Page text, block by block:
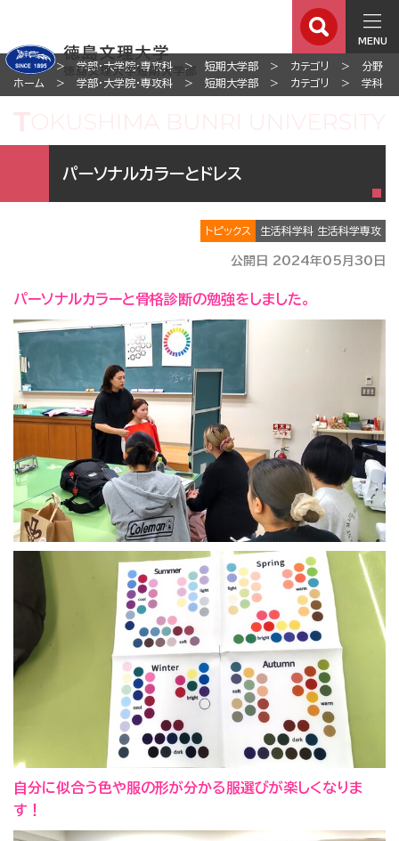
MENU
ホーム 学部・大学院・専攻科 短期大学部 カテゴリ
分野
ホーム
学部・大学院・専攻科 短期大学部 カテゴリ 学科
パーソナルカラーとドレス
トピックス 生活科学科 生活科学専攻
公開日 2024年05月30日
パーソナルカラーと骨格診断の勉強をしました。
自分に似合う色や服の形が分かる服選びが楽しくなりま
す！